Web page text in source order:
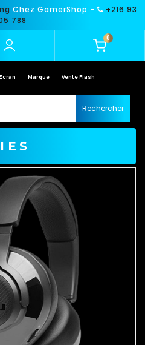
Chez GamerShop -
+216 93
788
0
Marque Vente Flash
Rechercher